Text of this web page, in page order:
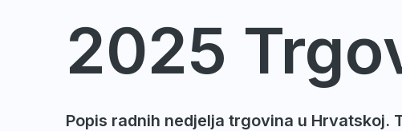
2025
Popis radnih nedjelja trgovina u Hrvatskoj.